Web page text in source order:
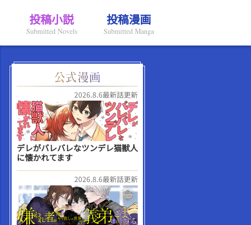
投稿小説
Submitted Novels
投稿漫画
Submitted Manga
2026.8.6最新話更新
デレがバレバレなツンデレ猫獣人
に懐かれてます
2026.8.6最新話更新